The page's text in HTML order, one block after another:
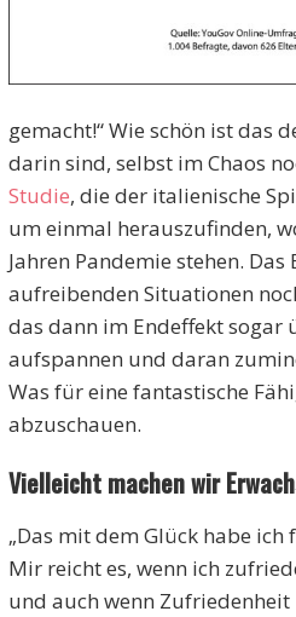
gemacht!“ Wie schön ist das
darin sind, selbst im Chaos
Studie, die der italienische
um einmal herauszufinden,
Jahren Pandemie stehen.
aufreibenden Situationen
das dann im Endeffekt sogar
aufspannen und daran
Was für eine fantastische
abzuschauen.
Vielleicht machen wir
„Das mit dem Glück habe
Mir reicht es, wenn ich
und auch wenn